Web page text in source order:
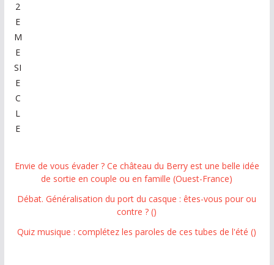
2
E
M
E
SI
E
C
L
E
Envie de vous évader ? Ce château du Berry est une belle idée
de sortie en couple ou en famille (Ouest-France)
Débat. Généralisation du port du casque : êtes-vous pour ou
contre ? ()
Quiz musique : complétez les paroles de ces tubes de l'été ()